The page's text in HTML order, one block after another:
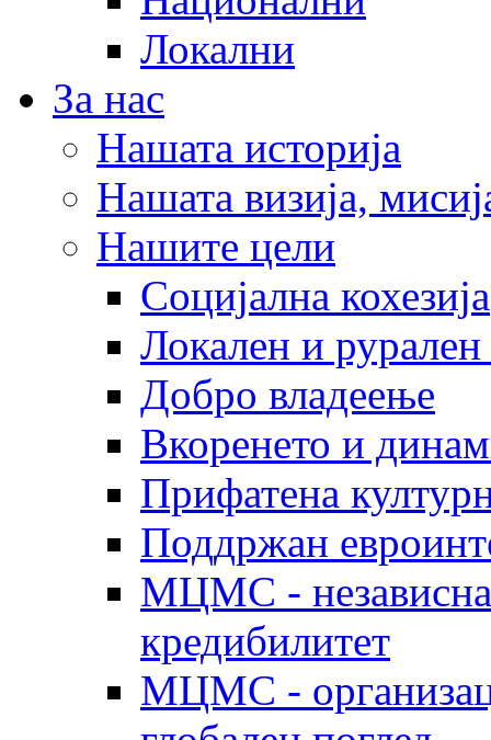
Локални
За нас
Нашата историја
Нашата визија,
Нашите цели
Социјална кохезија
Локален и рурален
Добро владеење
Вкоренето и
Прифатена
Поддржан
МЦМС - независна
кредибилитет
МЦМС -